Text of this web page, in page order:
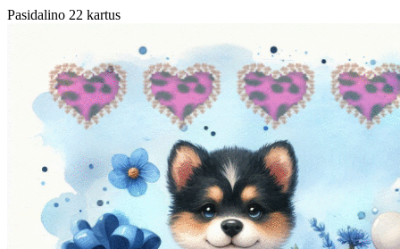
Pasidalino 22 kartus